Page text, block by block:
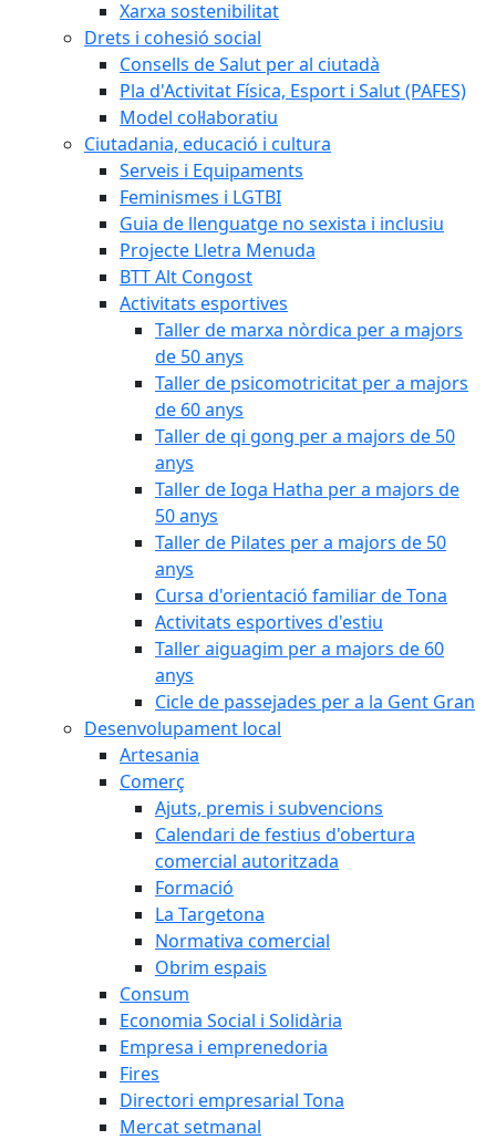
Xarxa sostenibilitat
Drets i cohesió social
Consells de Salut per al ciutadà
Pla d'Activitat Física, Esport i Salut (PAFES)
Model col·laboratiu
Ciutadania, educació i cultura
Serveis i Equipaments
Feminismes i LGTBI
Guia de llenguatge no sexista i inclusiu
Projecte Lletra Menuda
BTT Alt Congost
Activitats esportives
Taller de marxa nòrdica per a majors
de 50 anys
Taller de psicomotricitat per a majors
de 60 anys
Taller de qi gong per a majors de 50
anys
Taller de Ioga Hatha per a majors de
50 anys
Taller de Pilates per a majors de 50
anys
Cursa d'orientació familiar de Tona
Activitats esportives d'estiu
Taller aiguagim per a majors de 60
anys
Cicle de passejades per a la Gent Gran
Desenvolupament local
Artesania
Comerç
Ajuts, premis i subvencions
Calendari de festius d'obertura
comercial autoritzada
Formació
La Targetona
Normativa comercial
Obrim espais
Consum
Economia Social i Solidària
Empresa i emprenedoria
Fires
Directori empresarial Tona
Mercat setmanal